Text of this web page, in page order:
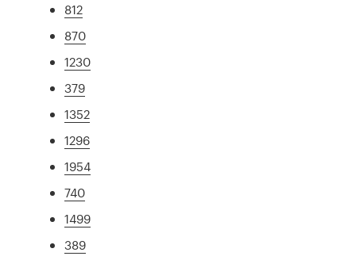
812
870
1230
379
1352
1296
1954
740
1499
389